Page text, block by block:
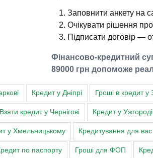
Заповнити анкету на
Очікувати рішення
Підписати договір —
Фінансово-кредитний
89000 грн допоможе
Кредит у Дніпрі Гроші в кредит у
Взяти кредит у Чернігові Кредит у Ужгороді
у Хмельницькому Кредитування для вас
по паспорту Гроші для ФОП